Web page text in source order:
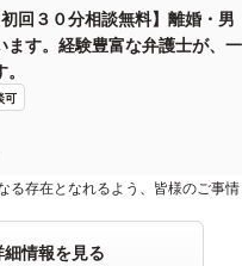
回３０分相談無料】離婚・男
す。経験豊富な弁護士が、一
可
る存在となれるよう、皆様のご事情
情報を見る